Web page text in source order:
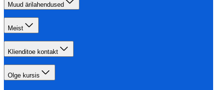
Muud ärilahendused
Meist
Klienditoe kontakt
Olge kursis